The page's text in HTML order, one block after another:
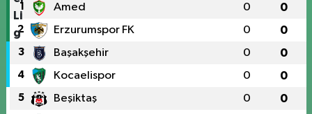
1 Amed 0 0
2 Erzurumspor FK 0 0
3 Başakşehir 0 0
4 Kocaelispor 0 0
5 Beşiktaş 0 0